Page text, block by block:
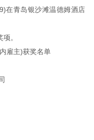
在青岛银沙滩温德姆酒店
。
雇主)获奖名单